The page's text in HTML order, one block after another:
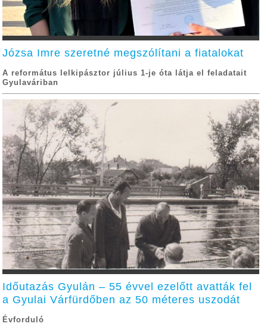
Józsa Imre szeretné megszólítani a fiatalokat
A református lelkipásztor július 1-je óta látja el feladatait
Gyulaváriban
Időutazás Gyulán – 55 évvel ezelőtt avatták fel
a Gyulai Várfürdőben az 50 méteres uszodát
Évforduló